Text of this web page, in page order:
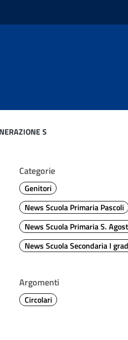
S
Categorie
Genitori
News Scuola Primaria Pascoli
News Scuola Primaria S.
News Scuola Secondaria I
Argomenti
Circolari